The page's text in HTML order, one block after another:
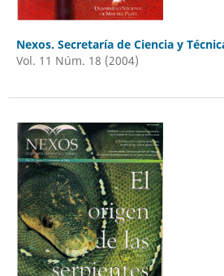
Nexos. Secretaría de Ciencia y
Vol. 11 Núm. 18 (2004)